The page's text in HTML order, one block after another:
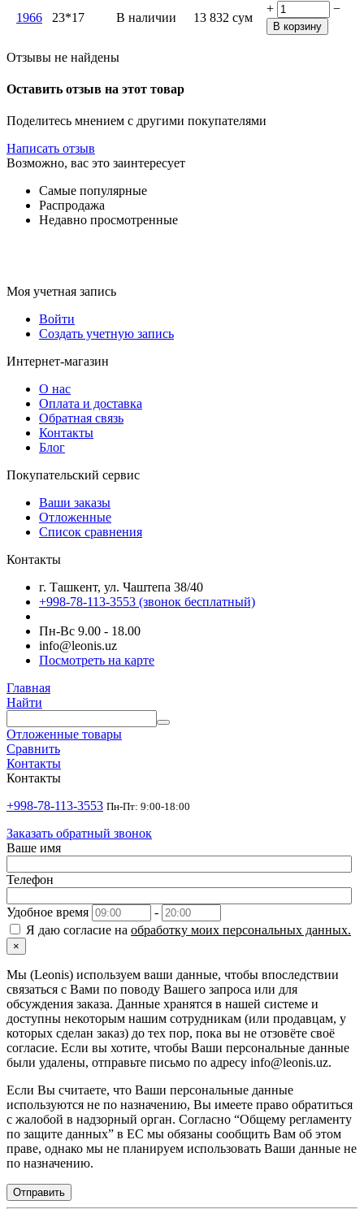
1966 23*17 В наличии 13 832 сум
+ −
В корзину
Отзывы не найдены
Оставить отзыв на этот товар
Поделитесь мнением с другими покупателями
Написать отзыв
Возможно, вас это заинтересует
Самые популярные
Распродажа
Недавно просмотренные
Моя учетная запись
Войти
Создать учетную запись
Интернет-магазин
О нас
Оплата и доставка
Обратная связь
Контакты
Блог
Покупательский сервис
Ваши заказы
Отложенные
Список сравнения
Контакты
г. Ташкент, ул. Чаштепа 38/40
+998-78-113-3553 (звонок бесплатный)
Пн-Вс 9.00 - 18.00
info@leonis.uz
Посмотреть на карте
Главная
Найти
Отложенные товары
Сравнить
Контакты
Контакты
+998-78-113-3553 Пн-Пт: 9:00-18:00
Заказать обратный звонок
Ваше имя
Телефон
Удобное время
-
Я даю согласие на обработку моих персональных данных.
×
Мы (Leonis) используем ваши данные, чтобы впоследствии
связаться с Вами по поводу Вашего запроса или для
обсуждения заказа. Данные хранятся в нашей системе и
доступны некоторым нашим сотрудникам (или продавцам, у
которых сделан заказ) до тех пор, пока вы не отзовёте своё
согласие. Если вы хотите, чтобы Ваши персональные данные
были удалены, отправьте письмо по адресу info@leonis.uz.
Если Вы считаете, что Ваши персональные данные
используются не по назначению, Вы имеете право обратиться
с жалобой в надзорный орган. Согласно “Общему регламенту
по защите данных” в ЕС мы обязаны сообщить Вам об этом
праве, однако мы не планируем использовать Ваши данные не
по назначению.
Отправить